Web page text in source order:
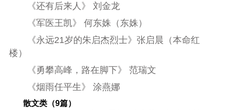
《还有后来人》 刘金龙
《军医王凯》 何东姝（东姝）
《永远21岁的朱启杰烈士》张启晨（本命红
楼）
《勇攀高峰，路在脚下》 范瑞文
《烟雨任平生》 涂燕娜
散文类（9篇）